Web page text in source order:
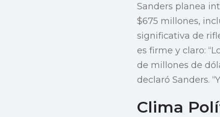
Sanders planea
$675 millones,
significativa de
es firme y claro:
de millones de
declaró Sanders.
Clima